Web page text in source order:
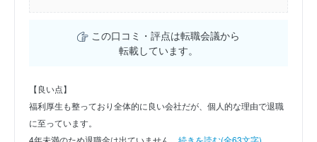
この口コミ・評点は転職会議から
転載しています。
【良い点】
福利厚生も整っており全体的に良い会社だが、個人的な理由で退職
に至っています。
4年未満のため退職金は出ていません。 続きを読む(全63文字)